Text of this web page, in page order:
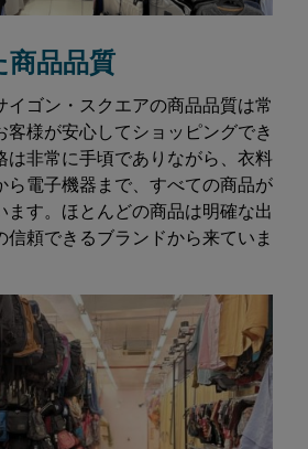
商品品質
イゴン・スクエアの商品品質は常
客様が安心してショッピングでき
は非常に手頃でありながら、衣料
ら電子機器まで、すべての商品が
ます。ほとんどの商品は明確な出
信頼できるブランドから来ていま